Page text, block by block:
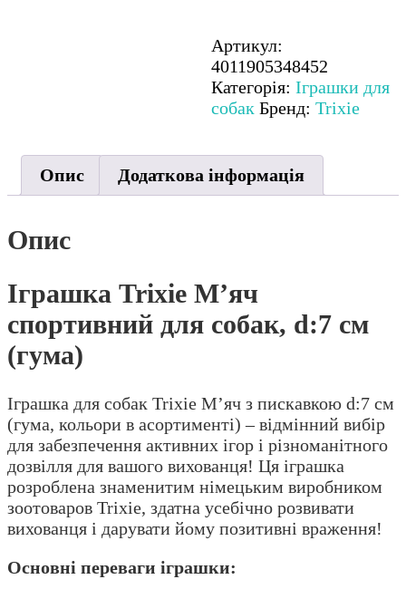
для
собак,
d:7
см
Артикул:
4011905348452
Категорія: Іграшки для
собак Бренд: Trixie
Опис Додаткова інформація
Опис
Іграшка Trixie М’яч
спортивний для собак, d:7 см
(гума)
Іграшка для собак Trixie М’яч з пискавкою d:7 см
(гума, кольори в асортименті) – відмінний вибір
для забезпечення активних ігор і різноманітного
дозвілля для вашого вихованця! Ця іграшка
розроблена знаменитим німецьким виробником
зоотоваров Trixie, здатна усебічно розвивати
вихованця і дарувати йому позитивні враження!
Основні переваги іграшки: